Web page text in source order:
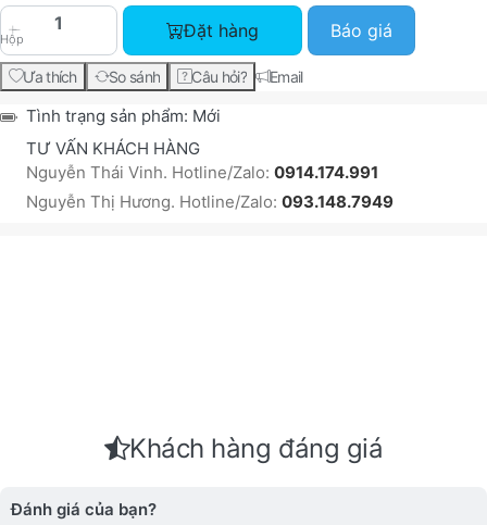
Hộp
HP 940 Black Original Ink Cartridge
Đặt hàng Báo giá
Ưa thích So sánh Câu hỏi? Email
Tình trạng sản phẩm: Mới
TƯ VẤN KHÁCH HÀNG
Nguyễn Thái Vinh. Hotline/Zalo: 0914.174.991
Nguyễn Thị Hương. Hotline/Zalo: 093.148.7949
Khách hàng đáng giá
Đánh giá của bạn?